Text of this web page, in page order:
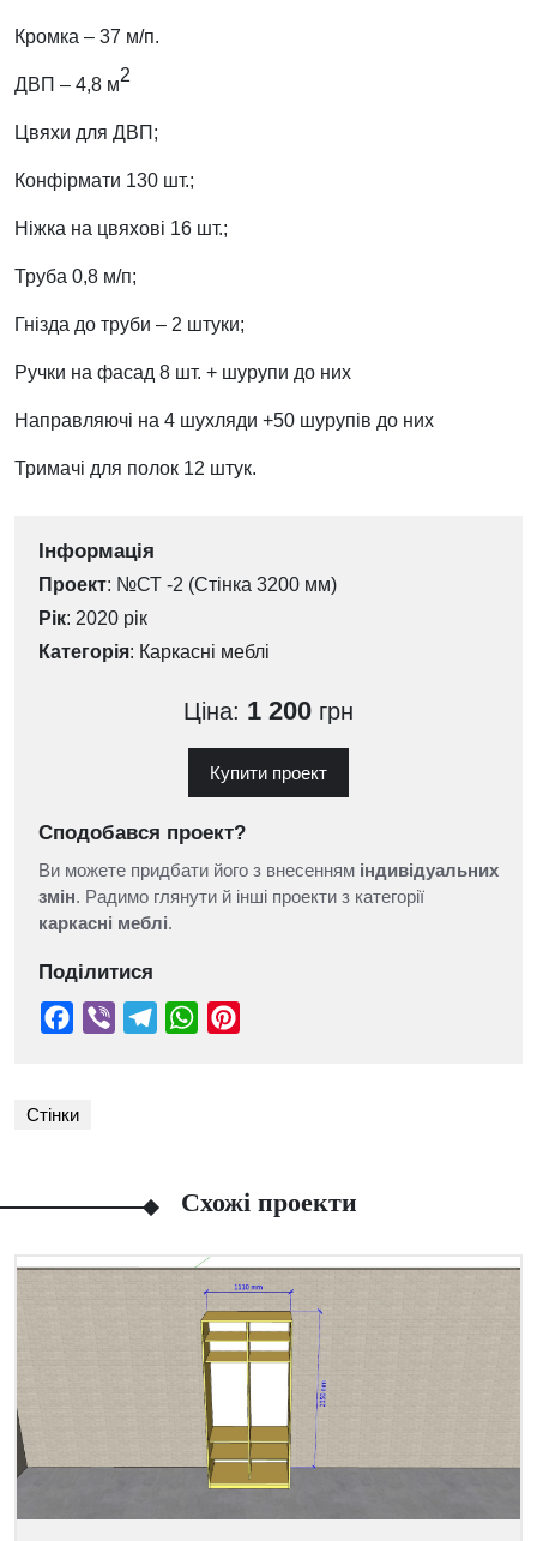
Кромка – 37 м/п.
ДВП – 4,8 м2
Цвяхи для ДВП;
Конфірмати 130 шт.;
Ніжка на цвяхові 16 шт.;
Труба 0,8 м/п;
Гнізда до труби – 2 штуки;
Ручки на фасад 8 шт. + шурупи до них
Направляючі на 4 шухляди +50 шурупів до них
Тримачі для полок 12 штук.
Інформація
Проект: №СТ -2 (Стінка 3200 мм)
Рік: 2020 рік
Категорія: Каркасні меблі
Ціна: 1 200 грн
Купити проект
Сподобався проект?
Ви можете придбати його з внесенням індивідуальних
змін. Радимо глянути й інші проекти з категорії
каркасні меблі.
Поділитися
TelegramWhatsAppPinterest
Стінки
Схожі проекти